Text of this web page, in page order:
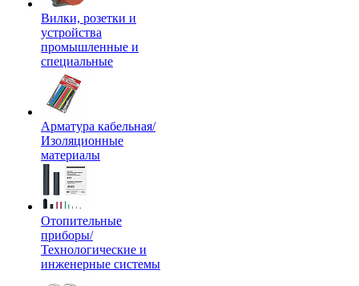
Вилки, розетки и
устройства
промышленные и
специальные
Арматура кабельная/
Изоляционные
материалы
Отопительные
приборы/
Технологические и
инженерные системы